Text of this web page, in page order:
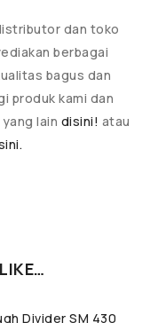
dan toko
berbagai
bagus dan
produk kami dan
lain disini! atau